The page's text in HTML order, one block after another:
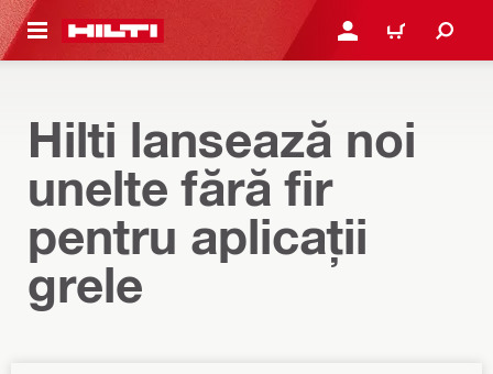
CONTENT CONECTARE SAU
COȘ
Hilti lansează noi
unelte fără fir
pentru aplicații
grele